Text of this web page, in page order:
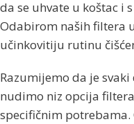
da se uhvate u koštac i
Odabirom naših filtera
učinkovitiju rutinu
Razumijemo da je
nudimo niz opcija
specifičnim potrebama.